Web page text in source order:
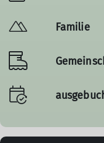
Familie